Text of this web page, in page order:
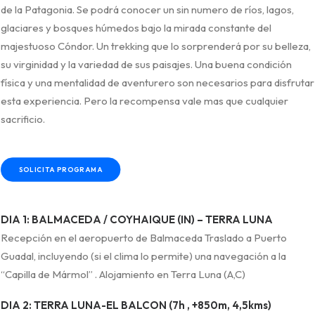
de la Patagonia. Se podrá conocer un sin numero de ríos, lagos,
glaciares y bosques húmedos bajo la mirada constante del
majestuoso Cóndor. Un trekking que lo sorprenderá por su belleza,
su virginidad y la variedad de sus paisajes. Una buena condición
física y una mentalidad de aventurero son necesarios para disfrutar
esta experiencia. Pero la recompensa vale mas que cualquier
sacrificio.
SOLICITA PROGRAMA
DIA 1: BALMACEDA / COYHAIQUE (IN) – TERRA LUNA
Recepción en el aeropuerto de Balmaceda Traslado a Puerto
Guadal, incluyendo (si el clima lo permite) una navegación a la
“Capilla de Mármol” . Alojamiento en Terra Luna (A,C)
DIA 2: TERRA LUNA-EL BALCON (7h , +850m, 4,5kms)